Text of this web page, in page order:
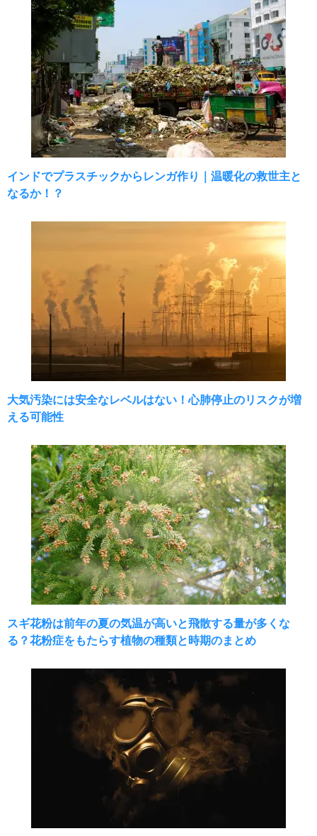
インドでプラスチックからレンガ作り｜温暖化の救世主と
なるか！？
大気汚染には安全なレベルはない！心肺停止のリスクが増
える可能性
スギ花粉は前年の夏の気温が高いと飛散する量が多くな
る？花粉症をもたらす植物の種類と時期のまとめ